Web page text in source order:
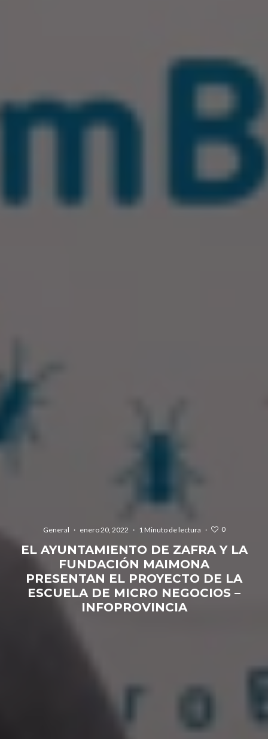
General · enero 20, 2022 · 1 Minuto de lectura · 0
EL AYUNTAMIENTO DE ZAFRA Y LA
FUNDACIÓN MAIMONA
PRESENTAN EL PROYECTO DE LA
ESCUELA DE MICRO NEGOCIOS –
INFOPROVINCIA